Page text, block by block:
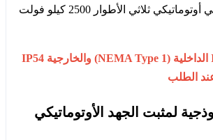
تتوفر حاويات IP20 الداخلية (NEMA Type 1) والخارجية IP54
لمثبت الجهد الأوتوماتيكي